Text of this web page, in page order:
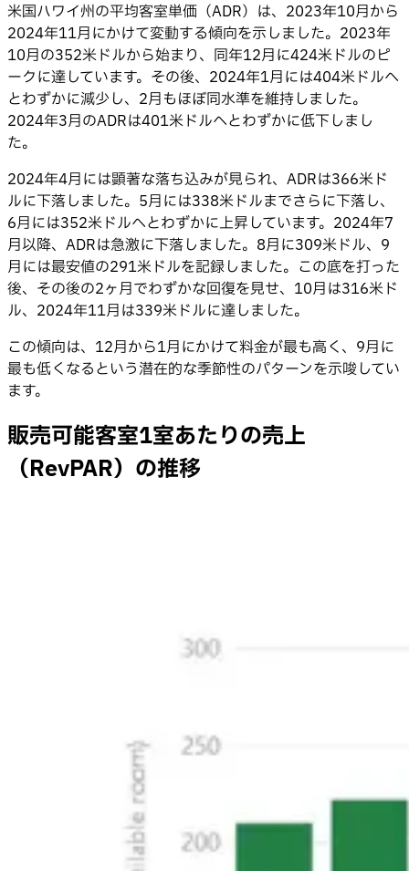
米国ハワイ州の平均客室単価（ADR）は、2023年10月から
2024年11月にかけて変動する傾向を示しました。2023年
10月の352米ドルから始まり、同年12月に424米ドルのピ
ークに達しています。その後、2024年1月には404米ドルへ
とわずかに減少し、2月もほぼ同水準を維持しました。
2024年3月のADRは401米ドルへとわずかに低下しまし
た。
2024年4月には顕著な落ち込みが見られ、ADRは366米ド
ルに下落しました。5月には338米ドルまでさらに下落し、
6月には352米ドルへとわずかに上昇しています。2024年7
月以降、ADRは急激に下落しました。8月に309米ドル、9
月には最安値の291米ドルを記録しました。この底を打った
後、その後の2ヶ月でわずかな回復を見せ、10月は316米ド
ル、2024年11月は339米ドルに達しました。
この傾向は、12月から1月にかけて料金が最も高く、9月に
最も低くなるという潜在的な季節性のパターンを示唆してい
ます。
販売可能客室1室あたりの売上
（RevPAR）の推移